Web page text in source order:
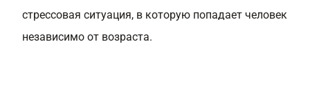
стрессовая ситуация, в которую попадает человек
независимо от возраста.